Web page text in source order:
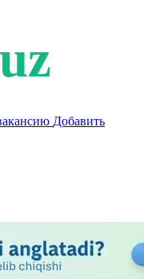
Добавить